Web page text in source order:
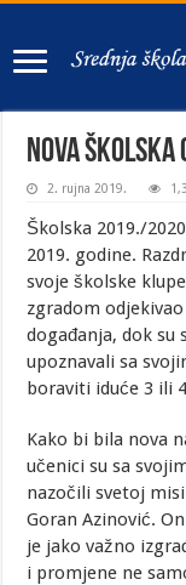
Nova školska
2. rujna 2019.
Školska 2019./
2019. godine.
svoje školske
zgradom
događanja, dok su
upoznavali sa
boraviti iduće 3 ili
Kako bi bila nova
učenici su sa
nazočili svetoj
Goran Azinović.
je jako važno
i promjene ne